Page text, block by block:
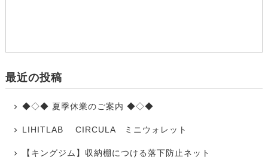
最近の投稿
◆◇◆ 夏季休業のご案内 ◆◇◆
LIHITLAB CIRCULA ミニウォレット
【キングジム】収納棚につける落下防止ネット